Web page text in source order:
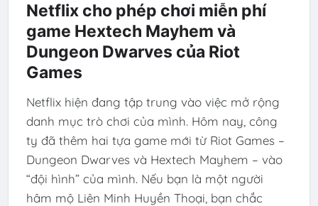
Netflix cho phép chơi miễn phí
game Hextech Mayhem và
Dungeon Dwarves của Riot
Games
Netflix hiện đang tập trung vào việc mở rộng
danh mục trò chơi của mình. Hôm nay, công
ty đã thêm hai tựa game mới từ Riot Games –
Dungeon Dwarves và Hextech Mayhem – vào
“đội hình” của mình. Nếu bạn là một người
hâm mộ Liên Minh Huyền Thoại, bạn chắc